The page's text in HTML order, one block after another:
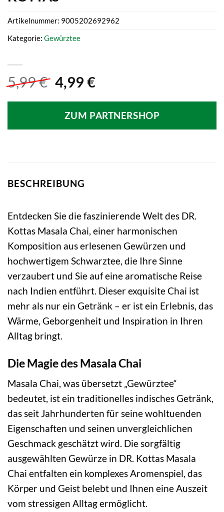
5,99€ Ursprünglicher
war:
5,99 €
4,99 €Aktueller
ist:
4,99 €.
ZUM PARTNERSHOP
Artikelnummer: 9005202692962
Kategorie: Gewürztee
BESCHREIBUNG
Entdecken Sie die faszinierende Welt des DR.
Kottas Masala Chai, einer harmonischen
Komposition aus erlesenen Gewürzen und
hochwertigem Schwarztee, die Ihre Sinne
verzaubert und Sie auf eine aromatische Reise
nach Indien entführt. Dieser exquisite Chai ist
mehr als nur ein Getränk – er ist ein Erlebnis, das
Wärme, Geborgenheit und Inspiration in Ihren
Alltag bringt.
Die Magie des Masala Chai
Masala Chai, was übersetzt „Gewürztee“
bedeutet, ist ein traditionelles indisches Getränk,
das seit Jahrhunderten für seine wohltuenden
Eigenschaften und seinen unvergleichlichen
Geschmack geschätzt wird. Die sorgfältig
ausgewählten Gewürze in DR. Kottas Masala
Chai entfalten ein komplexes Aromenspiel, das
Körper und Geist belebt und Ihnen eine Auszeit
vom stressigen Alltag ermöglicht.